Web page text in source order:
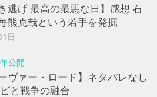
逃げ 最高の最悪な日】感想 石
熊克哉という若手を発掘
日
公開
ヴァー・ロード】ネタバレなし
と戦争の融合